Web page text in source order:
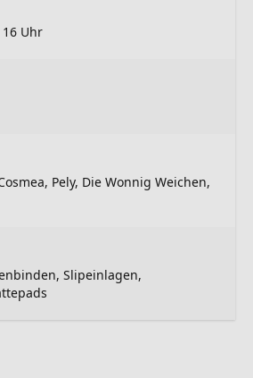
Uhr
Pely, Die Wonnig Weichen,
Slipeinlagen,